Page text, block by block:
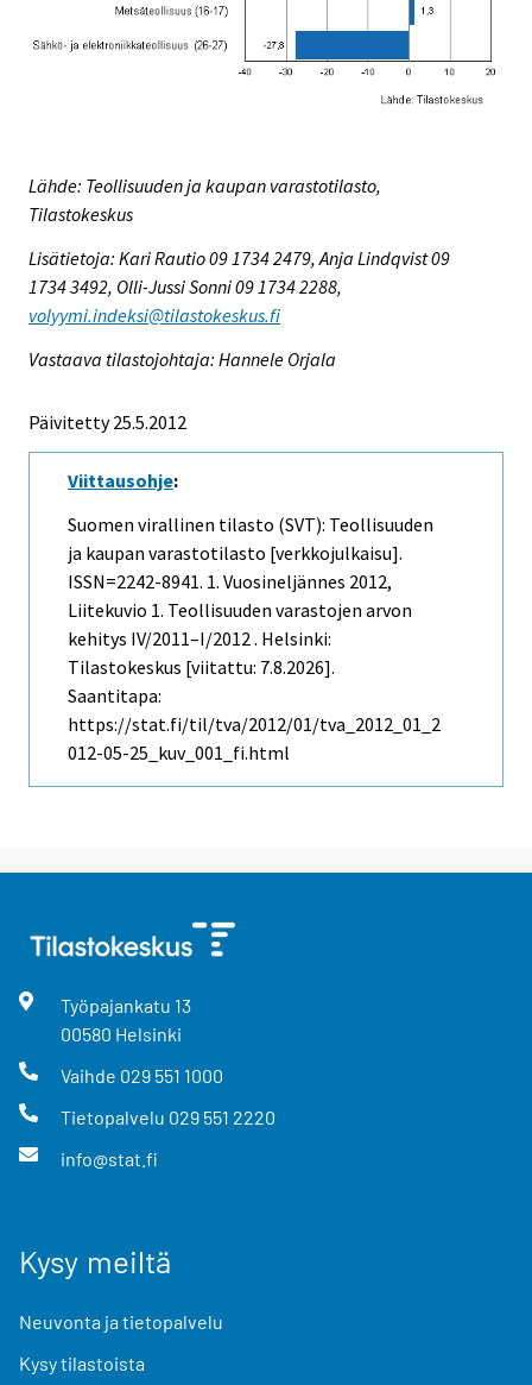
Lähde: Teollisuuden ja kaupan varastotilasto,
Tilastokeskus
Lisätietoja: Kari Rautio 09 1734 2479, Anja Lindqvist 09
1734 3492, Olli-Jussi Sonni 09 1734 2288,
volyymi.indeksi@tilastokeskus.fi
Vastaava tilastojohtaja: Hannele Orjala
Päivitetty 25.5.2012
Viittausohje:
Suomen virallinen tilasto (SVT): Teollisuuden
ja kaupan varastotilasto [verkkojulkaisu].
ISSN=2242-8941. 1. Vuosineljännes 2012,
Liitekuvio 1. Teollisuuden varastojen arvon
kehitys IV/2011–I/2012 . Helsinki:
Tilastokeskus [viitattu: 7.8.2026].
Saantitapa:
https://stat.fi/til/tva/2012/01/tva_2012_01_2
012-05-25_kuv_001_fi.html
Työpajankatu 13
00580 Helsinki
Vaihde 029 551 1000
Tietopalvelu 029 551 2220
info@stat.fi
Kysy meiltä
Neuvonta ja tietopalvelu
Kysy tilastoista